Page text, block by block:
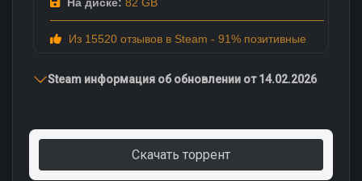
Из 15520 отзывов в Steam - 91% позитивные
Steam информация об обновлении от 14.02.2026
Скачать торрент